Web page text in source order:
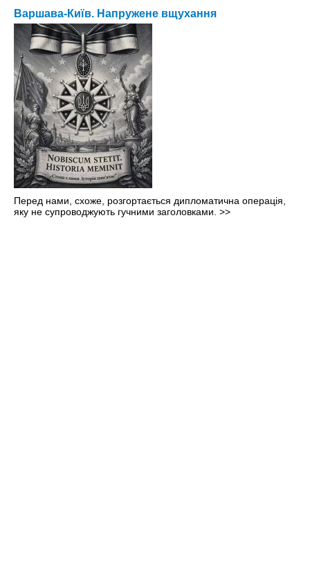
Варшава-Київ. Напружене вщухання
Перед нами, схоже, розгортається дипломатична операція,
яку не супроводжують гучними заголовками. >>